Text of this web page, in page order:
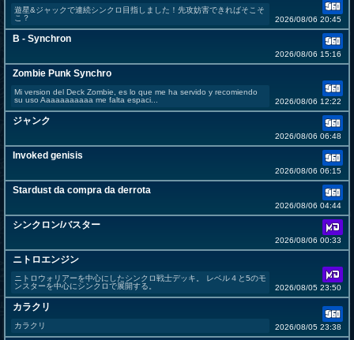
遊星&ジャックで連続シンクロ目指しました！先攻妨害できればそこそ
こ？
2026/08/06 20:45
B - Synchron
2026/08/06 15:16
Zombie Punk Synchro
Mi version del Deck Zombie, es lo que me ha servido y recomiendo
su uso Aaaaaaaaaaa me falta espaci...
2026/08/06 12:22
ジャンク
2026/08/06 06:48
Invoked genisis
2026/08/06 06:15
Stardust da compra da derrota
2026/08/06 04:44
シンクロン/バスター
2026/08/06 00:33
ニトロエンジン
ニトロウォリアーを中心にしたシンクロ戦士デッキ。 レベル４と5のモ
ンスターを中心にシンクロで展開する。
2026/08/05 23:50
カラクリ
カラクリ 2026/08/05 23:38